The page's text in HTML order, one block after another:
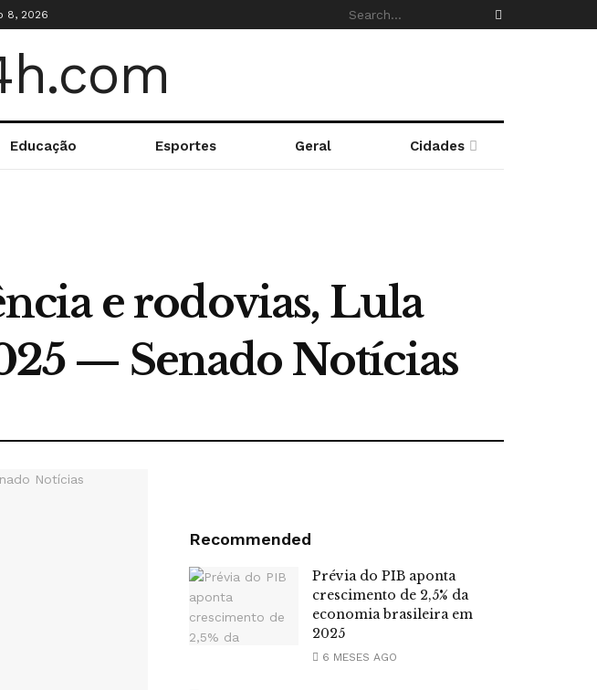
8, 2026
Educação Esportes Geral Cidades
e rodovias, Lula
— Senado Notícias
Recommended
Prévia do PIB aponta
crescimento de 2,5% da
economia brasileira em
2025
6 MESES AGO